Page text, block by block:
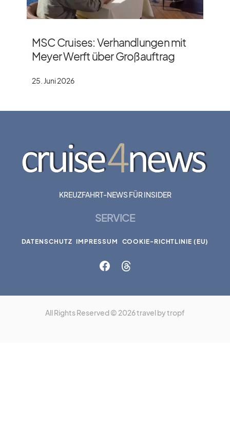
MSC Cruises: Verhandlungen mit
Meyer Werft über Großauftrag
25. Juni 2026
KREUZFAHRT-NEWS FÜR INSIDER
SERVICE
DATENSCHUTZ IMPRESSUM COOKIE-RICHTLINIE (EU)
All Rights Reserved © 2026 travel by tropf